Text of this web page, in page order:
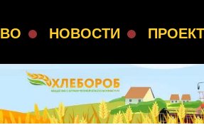
НОВОСТИ